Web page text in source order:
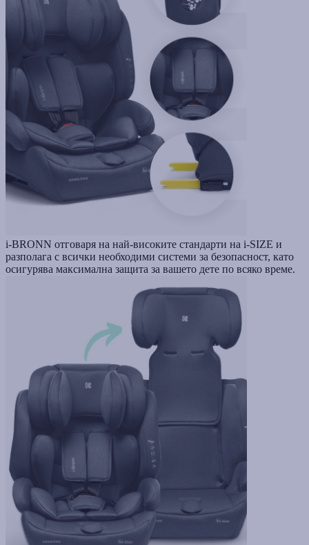
i-BRONN отговаря на най-високите стандарти на i-SIZE и
разполага с всички необходими системи за безопасност, като
осигурява максимална защита за вашето дете по всяко време.